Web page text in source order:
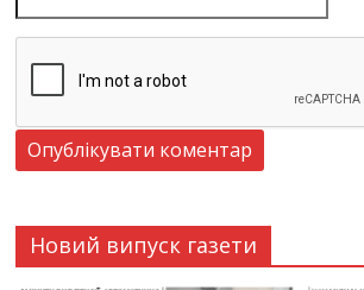
Новий випуск газети